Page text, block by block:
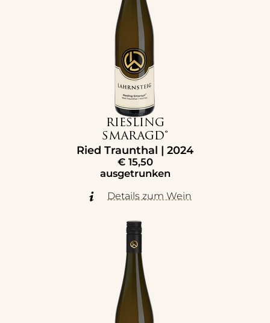
RIESLING
SMARAGD®
Ried Traunthal | 2024
€15,50
ausgetrunken
Details zum Wein